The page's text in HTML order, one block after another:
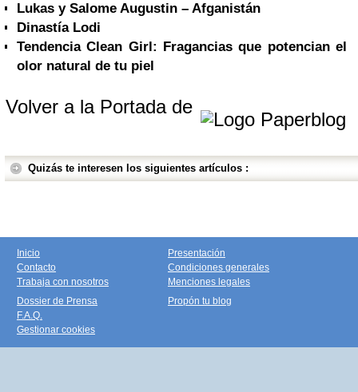
Lukas y Salome Augustin – Afganistán
Dinastía Lodi
Tendencia Clean Girl: Fragancias que potencian el
olor natural de tu piel
Volver a la Portada de
Quizás te interesen los siguientes artículos :
Inicio
Contacto
Trabaja con nosotros
Presentación
Condiciones generales
Menciones legales
Dossier de Prensa
F.A.Q.
Gestionar cookies
Propón tu blog